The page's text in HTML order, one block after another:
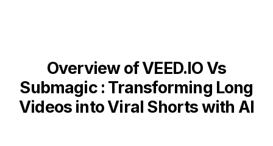
Overview of VEED.IO Vs
Submagic : Transforming Long
Videos into Viral Shorts with AI